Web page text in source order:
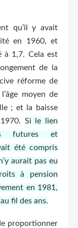
qu’il y avait
en 1960, et
à 1,7. Cela est
de la
réforme de
moyen de
; et la baisse
Si le lien
futures et
été compris
aurait pas eu
à pension
en 1981,
fil des ans.
proportionner